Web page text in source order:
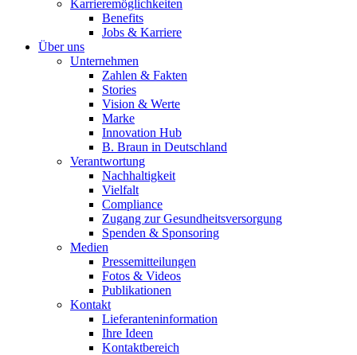
Karrieremöglichkeiten
Benefits
Jobs & Karriere
Über uns
Unternehmen
Zahlen & Fakten
Stories
Vision & Werte
Marke
Innovation Hub
B. Braun in Deutschland
Verantwortung
Nachhaltigkeit
Vielfalt
Compliance
Zugang zur Gesundheitsversorgung
Spenden & Sponsoring
Medien
Pressemitteilungen
Fotos & Videos
Publikationen
Kontakt
Lieferanteninformation
Ihre Ideen
Kontaktbereich